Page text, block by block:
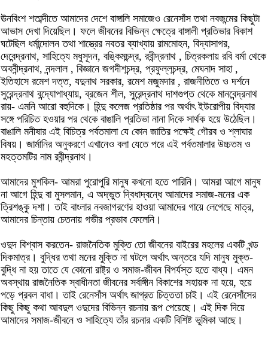
ঊনবিংশ শতাব্দীতে আমাদের দেশে বাঙ্গালি সমাজেও রেনেসাঁস তথা নবজন্মের কিছুটা
আভাস দেখা দিয়েছিল। ফলে জীবনের বিভিন্ন ক্ষেত্রে বাঙ্গালী প্রতিভার বিকাশ
ঘটেছিল ধর্মান্দোলন তথা শাস্ত্রের নবতর ব্যাখ্যায় রামমোহন, বিদ্যাসাগর,
দেবেন্দ্রনাথ, সাহিত্যে মধুসূদন, বঙ্কিমচন্দ্র, রবীন্দ্রনাথ , চিত্রকলায় রবি বর্মা থেকে
অবনীন্দ্রনাথ, নন্দলাল , বিজ্ঞানে জগদীশচন্দ্র, প্রফুল্লচন্দ্র, মেঘনাদ সাহা ,
ইতিহাসে রমেশ দত্ত, যদুনাথ সরকার, রমেশ মজুমদার , রাজনীতিতে ও দর্শনে
সুরেন্দ্রনাথ বন্দ্যোপাধ্যায়, ব্রজেন শীল, সুরেন্দ্রনাথ দাশগুপ্ত থেকে মানবেন্দ্রনাথ
রায়- এমনি আরো বহুদিকে। হিন্দু কলেজ প্রতিষ্ঠার পর অর্থাৎ ইউরোপীয় বিদ্যার
সঙ্গে পরিচিত হওয়ার পর থেকে বাঙালি প্রতিভা নানা দিকে সার্থক হয়ে উঠেছিল।
বাঙালি মনীষার এই বিচিত্র পর্বতমালা যে কোন জাতির পক্ষেই গৌরব ও শ্লাঘার
বিষয়। জার্মানির অনুকরণে এখানেও বলা যেতে পরে এই পর্বতমালার উচ্চতম ও
মহত্তমটির নাম রবীন্দ্রনাথ।
আমাদের মুশকিল- আমরা পুরোপুরি মানুষ কখনো হতে পারিনি। আমরা আগে মানুষ
না আগে হিন্দু বা মুসলমান, এ অদ্ভুত দ্বিধাদ্বন্ধে আমাদের সমাজ-মনের এক
ত্রিশঙ্কু দশা। তাই বাংলার নবজাগরণের হাওয়া আমাদের গায়ে লেগেছে মাত্র,
আমাদের চিন্তায় চেতনায় গভীর প্রভাব ফেলেনি।
ওদুদ বিশ্বাস করতেন- রাজনৈতিক মুক্তি তো জীবনের বাইরের মহলের একটি খন্ড
দিকমাত্র। বুদ্ধির তথা মনের মুক্তি না ঘটলে অর্থাৎ অন্তরে যদি মানুষ মুক্ত-
বুদ্ধি না হয় তাতে যে কোনো রাষ্ট্র ও সমাজ-জীবন বিপর্যস্ত হতে বাধ্য। এমন
অবস্থায় রাজনৈতিক স্বাধীনতা জীবনের সর্বাঙ্গীন বিকাশের সহায়ক না হয়ে, হয়ে
পড়ে প্রবল বাধা। তাই রেনেসাঁস অর্থাৎ জাগ্রত চিত্ততা চাই। এই রেনেসাঁসের
কিছু কিছু কথা আবদুল ওদুদের বিভিন্ন রচনায় রূপ পেয়েছে। এই দিক দিয়ে
আমাদের সমাজ-জীবনে ও সাহিত্যে তাঁর রচনার একটি বিশিষ্ট ভূমিকা আছে।